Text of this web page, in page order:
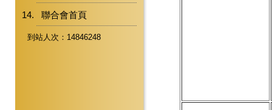
聯合會首頁
到站人次：14846248